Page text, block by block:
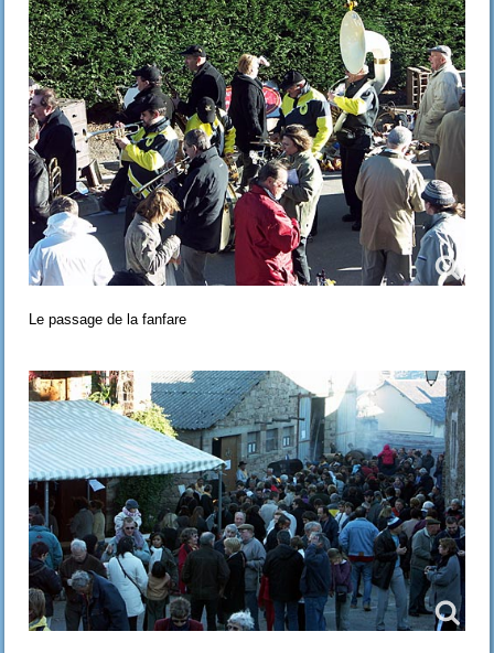
Le passage de la fanfare